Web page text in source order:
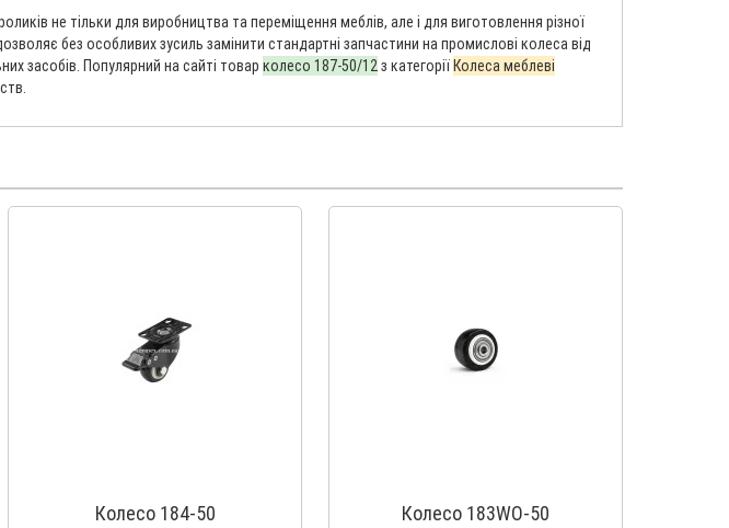
не тільки для виробництва та переміщення меблів, але і для виготовлення різної
без особливих зусиль замінити стандартні запчастини на промислові колеса від
засобів. Популярний на сайті товар колесо 187-50/12з категорії Колеса меблеві
Колесо 184-50 Колесо 183WO-50